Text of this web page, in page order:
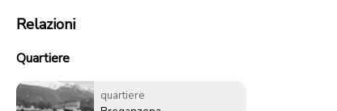
Relazioni
Quartiere
quartiere